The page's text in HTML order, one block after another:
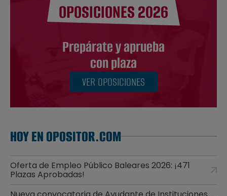
OPOSICIONES 2026
Prepárate y aprueba
con plaza
VER OPOSICIONES
HOY EN OPOSITOR.COM
Oferta de Empleo Público Baleares 2026: ¡471
Plazas Aprobadas!